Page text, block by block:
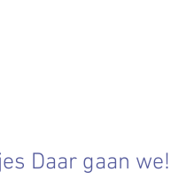
Daar gaan we!